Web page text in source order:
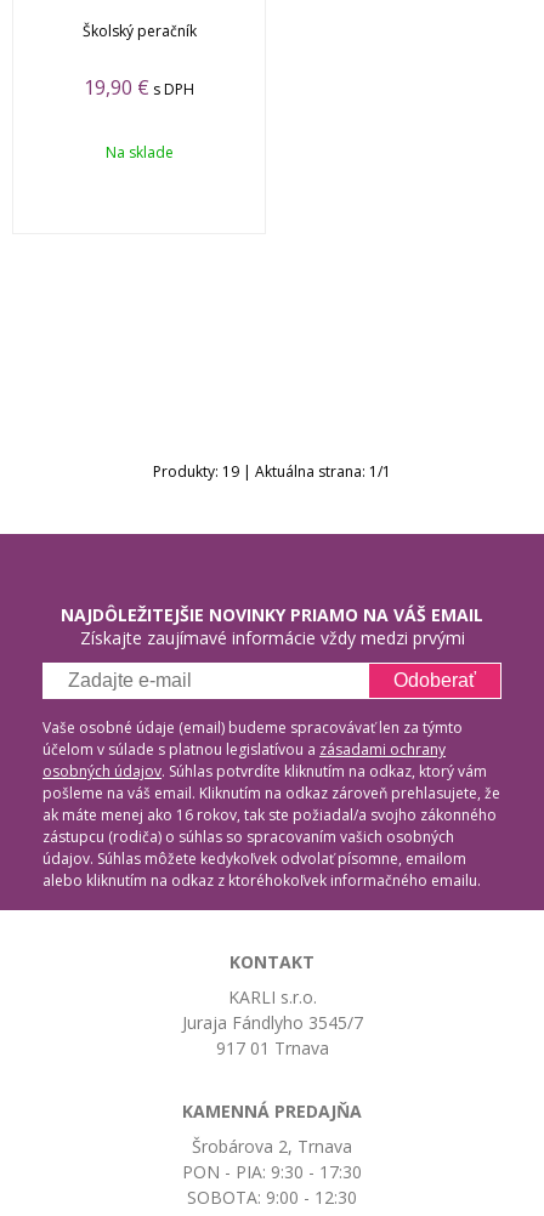
Školský peračník
19,90 € s DPH
Na sklade
Produkty: 19 | Aktuálna strana: 1/1
NAJDÔLEŽITEJŠIE NOVINKY PRIAMO NA VÁŠ EMAIL
Získajte zaujímavé informácie vždy medzi prvými
Odoberať
Vaše osobné údaje (email) budeme spracovávať len za týmto
účelom v súlade s platnou legislatívou a zásadami ochrany
osobných údajov. Súhlas potvrdíte kliknutím na odkaz, ktorý vám
pošleme na váš email. Kliknutím na odkaz zároveň prehlasujete, že
ak máte menej ako 16 rokov, tak ste požiadal/a svojho zákonného
zástupcu (rodiča) o súhlas so spracovaním vašich osobných
údajov. Súhlas môžete kedykoľvek odvolať písomne, emailom
alebo kliknutím na odkaz z ktoréhokoľvek informačného emailu.
KONTAKT
KARLI s.r.o.
Juraja Fándlyho 3545/7
917 01 Trnava
KAMENNÁ PREDAJŇA
Šrobárova 2, Trnava
PON - PIA: 9:30 - 17:30
SOBOTA: 9:00 - 12:30